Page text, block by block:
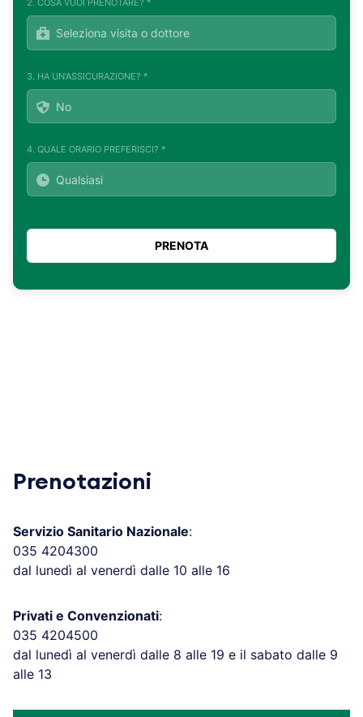
3. HA UN'ASSICURAZIONE? *
4. QUALE ORARIO PREFERISCI? *
Prenotazioni
Servizio Sanitario Nazionale:
035 4204300
dal lunedì al venerdì dalle 10 alle 16
Privati e Convenzionati:
035 4204500
dal lunedì al venerdì dalle 8 alle 19 e il sabato dalle 9
alle 13